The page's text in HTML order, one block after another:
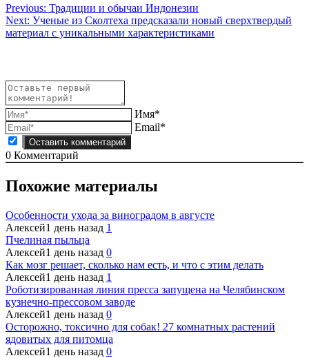
Навигация
по
Previous: Традиции и обычаи Индонезии
Next: Ученые из Сколтеха предсказали новый сверхтвердый
материал с уникальными характеристиками
Имя*
Email*
0 Комментарий
Похожие материалы
Особенности ухода за виноградом в августе
Алексей1 день назад 1
Пчелиная пыльца
Алексей1 день назад 0
Как мозг решает, сколько нам есть, и что с этим делать
Алексей1 день назад 1
Роботизированная линия пресса запущена на Челябинском
кузнечно-прессовом заводе
Алексей1 день назад 0
Осторожно, токсично для собак! 27 комнатных растений
ядовитых для питомца
Алексей1 день назад 0